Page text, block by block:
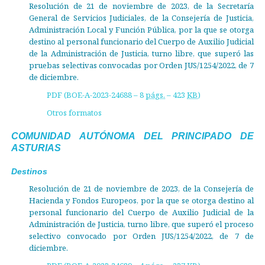
Resolución de 21 de noviembre de 2023, de la Secretaría
General de Servicios Judiciales, de la Consejería de Justicia,
Administración Local y Función Pública, por la que se otorga
destino al personal funcionario del Cuerpo de Auxilio Judicial
de la Administración de Justicia, turno libre, que superó las
pruebas selectivas convocadas por Orden JUS/1254/2022, de 7
de diciembre.
PDF (BOE-A-2023-24688 – 8págs. – 423KB)
Otros formatos
COMUNIDAD AUTÓNOMA DEL PRINCIPADO DE
ASTURIAS
Destinos
Resolución de 21 de noviembre de 2023, de la Consejería de
Hacienda y Fondos Europeos, por la que se otorga destino al
personal funcionario del Cuerpo de Auxilio Judicial de la
Administración de Justicia, turno libre, que superó el proceso
selectivo convocado por Orden JUS/1254/2022, de 7 de
diciembre.